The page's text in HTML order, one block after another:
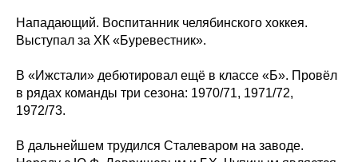
Нападающий. Воспитанник челябинского хоккея.
Выступал за ХК «Буревестник».
В «Ижстали» дебютировал ещё в классе «Б». Провёл
в рядах команды три сезона: 1970/71, 1971/72,
1972/73.
В дальнейшем трудился Сталеваром на заводе.